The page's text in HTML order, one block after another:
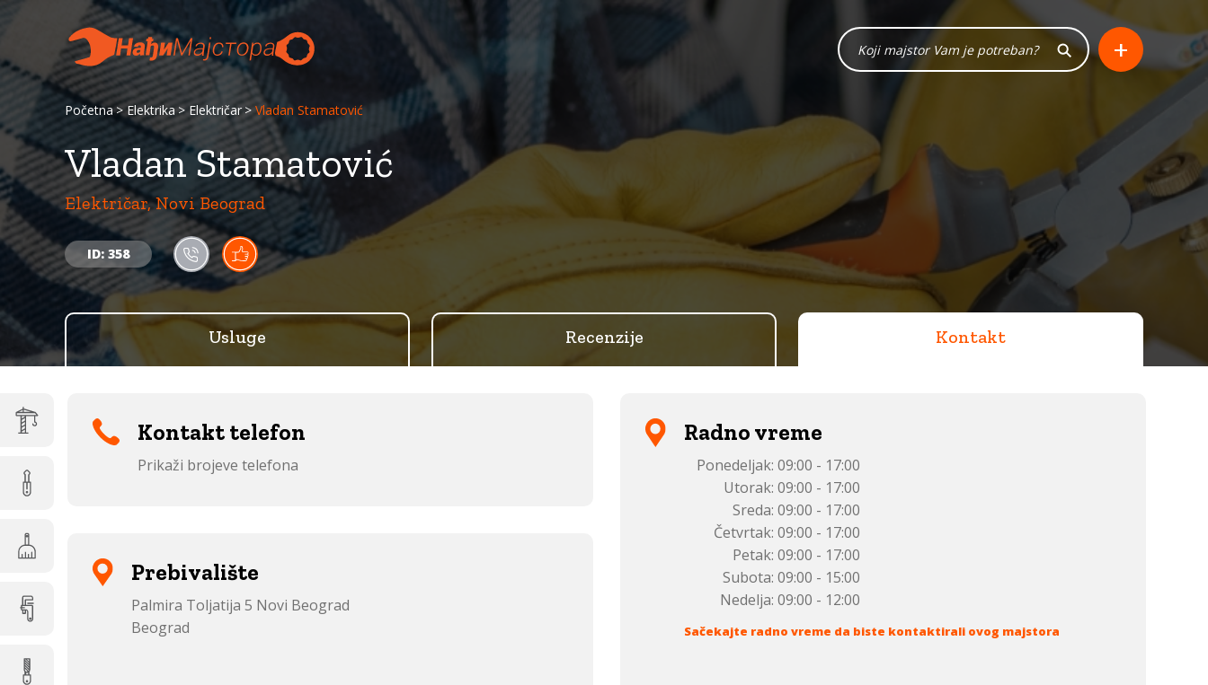
Početna Elektrika Električar Vladan Stamatović
Vladan Stamatović
Električar, Novi Beograd
ID: 358
+
Usluge Recenzije Kontakt
Kontakt telefon
Prikaži brojeve telefona
Prebivalište
Palmira Toljatija 5 Novi Beograd
Beograd
Radno vreme
Ponedeljak: 09:00 - 17:00
Utorak: 09:00 - 17:00
Sreda: 09:00 - 17:00
Četvrtak: 09:00 - 17:00
Petak: 09:00 - 17:00
Subota: 09:00 - 15:00
Nedelja: 09:00 - 12:00
Sačekajte radno vreme da biste kontaktirali ovog majstora